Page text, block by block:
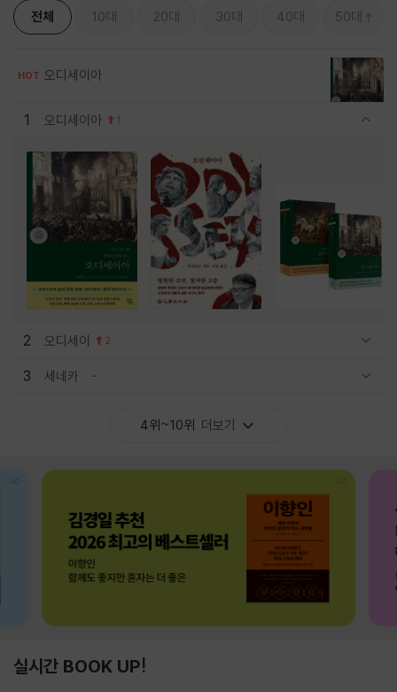
전체 10대 20대 30대 40대 50대
HOT 오디세이아
1 오디세이아 1
2 오디세이 2
3 세네카
4위~10위 더보기
실시간 BOOK UP!